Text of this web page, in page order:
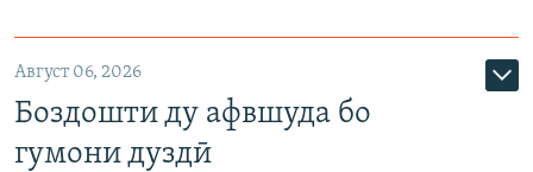
Август 06, 2026
Боздошти ду афвшуда бо
гумони дуздӣ